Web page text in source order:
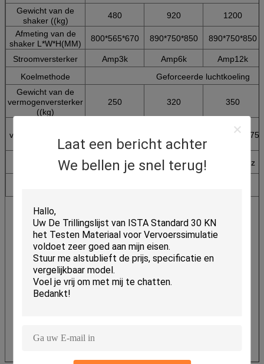
Laat een bericht achter
We bellen je snel terug!
Gewicht van de
shaker ((kg)
480 920
1200
Afmeting van de
shaker L*W*H(MM)
800*565*670 890*750*850 890*750*850
Stroomversterker Amp3k Amp6k
Amp12k
Koelmethode
Geforceerde luchtkoeling
Gewicht van de
vermogenversterker
((kg)
250 320 350
vermogen Afmeting
L*W*H(MM)
880*590*1275
Verplichtingen
3-fase AC380V ± 10% 50Hz